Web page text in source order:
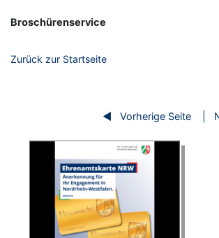
Broschürenservice
Zurück zur Startseite
Vorherige Seite